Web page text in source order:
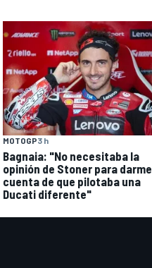
MOTOGP3 h
Bagnaia: "No necesitaba la
opinión de Stoner para darme
cuenta de que pilotaba una
Ducati diferente"